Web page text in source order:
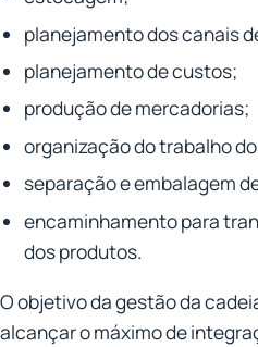
planejamento dos canais
planejamento de custos;
produção de mercadorias;
organização do trabalho
separação e embalagem
encaminhamento para
dos produtos.
O objetivo da gestão da
alcançar o máximo de